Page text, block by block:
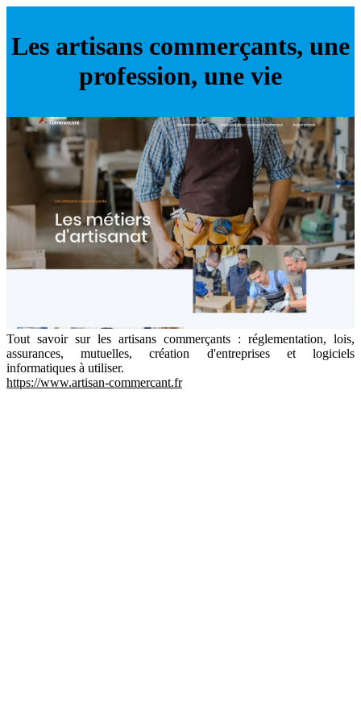
Les artisans commerçants, une
profession, une vie
Tout savoir sur les artisans commerçants : réglementation, lois,
assurances, mutuelles, création d'entreprises et logiciels
informatiques à utiliser.
https://www.artisan-commercant.fr